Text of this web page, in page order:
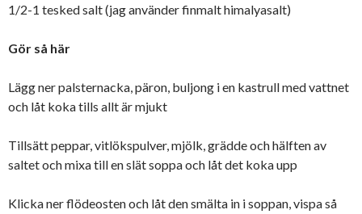
1/2-1 tesked salt (jag använder finmalt himalyasalt)
Gör så här
Lägg ner palsternacka, päron, buljong i en kastrull med vattnet
och låt koka tills allt är mjukt
Tillsätt peppar, vitlökspulver, mjölk, grädde och hälften av
saltet och mixa till en slät soppa och låt det koka upp
Klicka ner flödeosten och låt den smälta in i soppan, vispa så